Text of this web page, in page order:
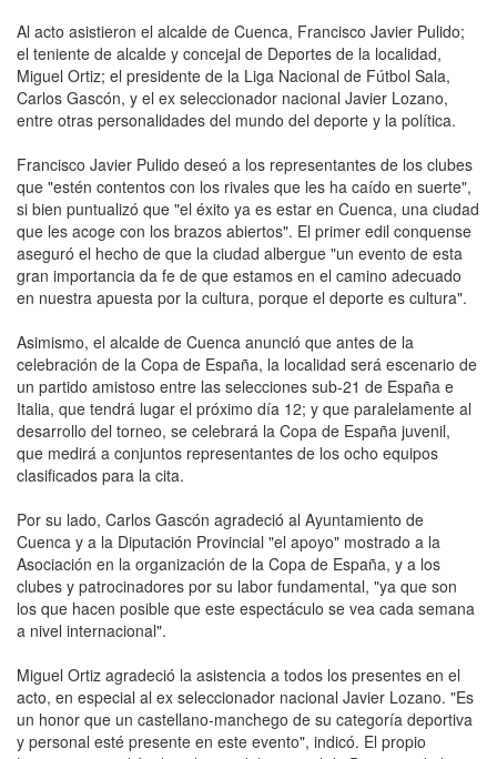
Al acto asistieron el alcalde de Cuenca, Francisco Javier Pulido;
el teniente de alcalde y concejal de Deportes de la localidad,
Miguel Ortiz; el presidente de la Liga Nacional de Fútbol Sala,
Carlos Gascón, y el ex seleccionador nacional Javier Lozano,
entre otras personalidades del mundo del deporte y la política.
Francisco Javier Pulido deseó a los representantes de los clubes
que "estén contentos con los rivales que les ha caído en suerte",
si bien puntualizó que "el éxito ya es estar en Cuenca, una ciudad
que les acoge con los brazos abiertos". El primer edil conquense
aseguró el hecho de que la ciudad albergue "un evento de esta
gran importancia da fe de que estamos en el camino adecuado
en nuestra apuesta por la cultura, porque el deporte es cultura".
Asimismo, el alcalde de Cuenca anunció que antes de la
celebración de la Copa de España, la localidad será escenario de
un partido amistoso entre las selecciones sub-21 de España e
Italia, que tendrá lugar el próximo día 12; y que paralelamente al
desarrollo del torneo, se celebrará la Copa de España juvenil,
que medirá a conjuntos representantes de los ocho equipos
clasificados para la cita.
Por su lado, Carlos Gascón agradeció al Ayuntamiento de
Cuenca y a la Diputación Provincial "el apoyo" mostrado a la
Asociación en la organización de la Copa de España, y a los
clubes y patrocinadores por su labor fundamental, "ya que son
los que hacen posible que este espectáculo se vea cada semana
a nivel internacional".
Miguel Ortiz agradeció la asistencia a todos los presentes en el
acto, en especial al ex seleccionador nacional Javier Lozano. "Es
un honor que un castellano-manchego de su categoría deportiva
y personal esté presente en este evento", indicó. El propio